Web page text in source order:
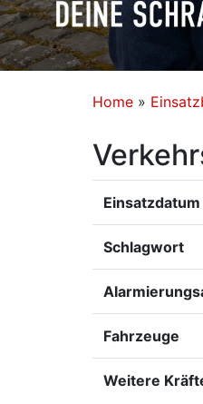
Home »
Einsatzdatum
Schlagwort
Fahrzeuge
Weitere